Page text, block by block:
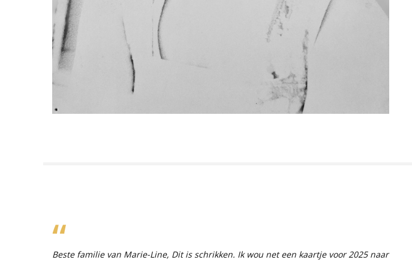
Beste familie van Marie-Line, Dit is schrikken. Ik wou net een kaartje voor 2025 naar